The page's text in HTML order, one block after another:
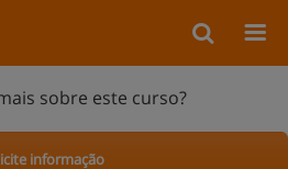
sobre este curso?
informação